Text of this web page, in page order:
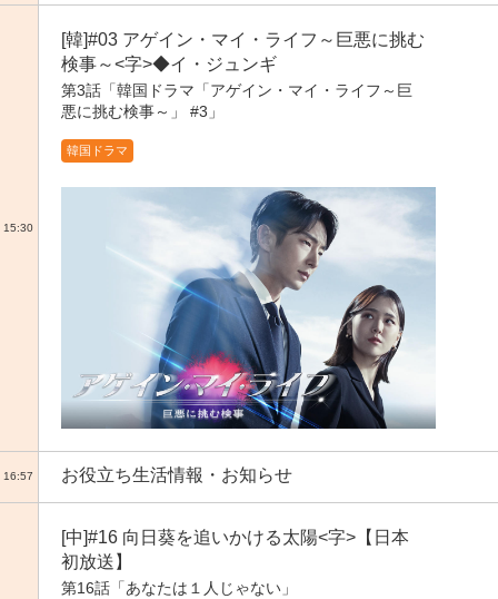
15:30
[韓]#03 アゲイン・マイ・ライフ～巨悪に挑む
検事～<字>◆イ・ジュンギ
第3話「韓国ドラマ「アゲイン・マイ・ライフ～巨
悪に挑む検事～」 #3」
韓国ドラマ
16:57 お役立ち生活情報・お知らせ
[中]#16 向日葵を追いかける太陽<字>【日本
初放送】
第16話「あなたは１人じゃない」